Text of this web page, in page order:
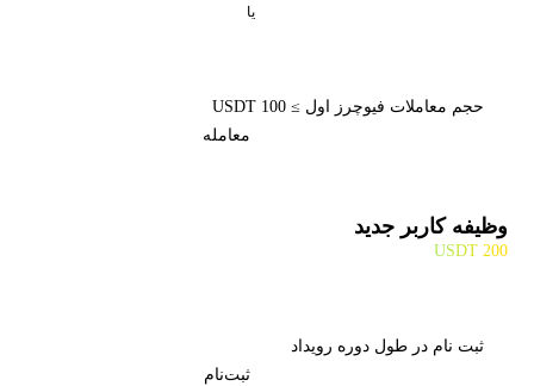
یا
حجم معاملات فیوچرز اول ≥ 100 USDT
معامله
وظیفه کاربر جدید
200 USDT
ثبت نام در طول دوره رویداد
ثبت‌نام